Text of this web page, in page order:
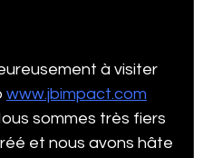
ads spécialiste
à visiter
www.jbimpact.com
sommes très fiers
et nous avons hâte